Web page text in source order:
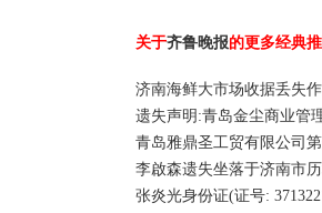
关于齐鲁晚报的更多经典
济南海鲜大市场收据丢失
遗失声明:青岛金尘商业管
青岛雅鼎圣工贸有限公司
李啟森遗失坐落于济南市
张炎光身份证(证号: